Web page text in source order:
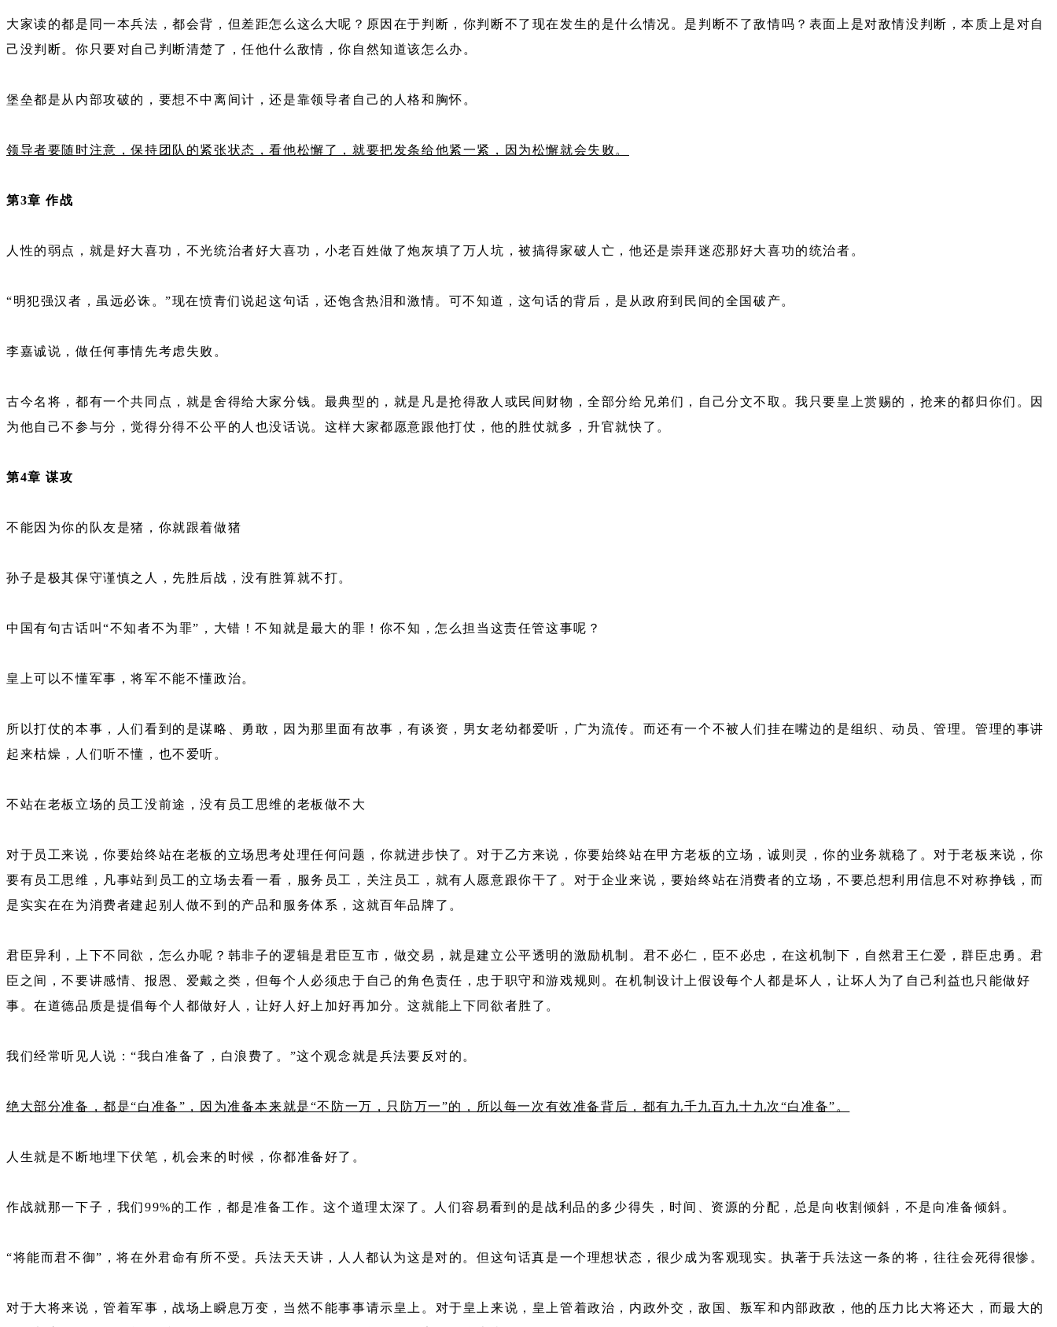
大家读的都是同一本兵法，都会背，但差距怎么这么大呢？原因在于判断，你判断不了现在发生的是什么情况。是判断不了敌情吗？表面上是对敌情没判断，本质上是对自
己没判断。你只要对自己判断清楚了，任他什么敌情，你自然知道该怎么办。
堡垒都是从内部攻破的，要想不中离间计，还是靠领导者自己的人格和胸怀。
领导者要随时注意，保持团队的紧张状态，看他松懈了，就要把发条给他紧一紧，因为松懈就会失败。
第3章 作战
人性的弱点，就是好大喜功，不光统治者好大喜功，小老百姓做了炮灰填了万人坑，被搞得家破人亡，他还是崇拜迷恋那好大喜功的统治者。
“明犯强汉者，虽远必诛。”现在愤青们说起这句话，还饱含热泪和激情。可不知道，这句话的背后，是从政府到民间的全国破产。
李嘉诚说，做任何事情先考虑失败。
古今名将，都有一个共同点，就是舍得给大家分钱。最典型的，就是凡是抢得敌人或民间财物，全部分给兄弟们，自己分文不取。我只要皇上赏赐的，抢来的都归你们。因
为他自己不参与分，觉得分得不公平的人也没话说。这样大家都愿意跟他打仗，他的胜仗就多，升官就快了。
第4章 谋攻
不能因为你的队友是猪，你就跟着做猪
孙子是极其保守谨慎之人，先胜后战，没有胜算就不打。
中国有句古话叫“不知者不为罪”，大错！不知就是最大的罪！你不知，怎么担当这责任管这事呢？
皇上可以不懂军事，将军不能不懂政治。
所以打仗的本事，人们看到的是谋略、勇敢，因为那里面有故事，有谈资，男女老幼都爱听，广为流传。而还有一个不被人们挂在嘴边的是组织、动员、管理。管理的事讲
起来枯燥，人们听不懂，也不爱听。
不站在老板立场的员工没前途，没有员工思维的老板做不大
对于员工来说，你要始终站在老板的立场思考处理任何问题，你就进步快了。对于乙方来说，你要始终站在甲方老板的立场，诚则灵，你的业务就稳了。对于老板来说，你
要有员工思维，凡事站到员工的立场去看一看，服务员工，关注员工，就有人愿意跟你干了。对于企业来说，要始终站在消费者的立场，不要总想利用信息不对称挣钱，而
是实实在在为消费者建起别人做不到的产品和服务体系，这就百年品牌了。
君臣异利，上下不同欲，怎么办呢？韩非子的逻辑是君臣互市，做交易，就是建立公平透明的激励机制。君不必仁，臣不必忠，在这机制下，自然君王仁爱，群臣忠勇。君
臣之间，不要讲感情、报恩、爱戴之类，但每个人必须忠于自己的角色责任，忠于职守和游戏规则。在机制设计上假设每个人都是坏人，让坏人为了自己利益也只能做好
事。在道德品质是提倡每个人都做好人，让好人好上加好再加分。这就能上下同欲者胜了。
我们经常听见人说：“我白准备了，白浪费了。”这个观念就是兵法要反对的。
绝大部分准备，都是“白准备”，因为准备本来就是“不防一万，只防万一”的，所以每一次有效准备背后，都有九千九百九十九次“白准备”。
人生就是不断地埋下伏笔，机会来的时候，你都准备好了。
作战就那一下子，我们99%的工作，都是准备工作。这个道理太深了。人们容易看到的是战利品的多少得失，时间、资源的分配，总是向收割倾斜，不是向准备倾斜。
“将能而君不御”，将在外君命有所不受。兵法天天讲，人人都认为这是对的。但这句话真是一个理想状态，很少成为客观现实。执著于兵法这一条的将，往往会死得很惨。
对于大将来说，管着军事，战场上瞬息万变，当然不能事事请示皇上。对于皇上来说，皇上管着政治，内政外交，敌国、叛军和内部政敌，他的压力比大将还大，而最大的